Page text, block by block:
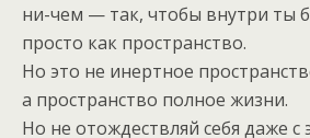
ни-чем — так, чтобы внутри ты
просто как пространство.
Но это не инертное
а пространство полное жизни.
Но не отождествляй себя даже